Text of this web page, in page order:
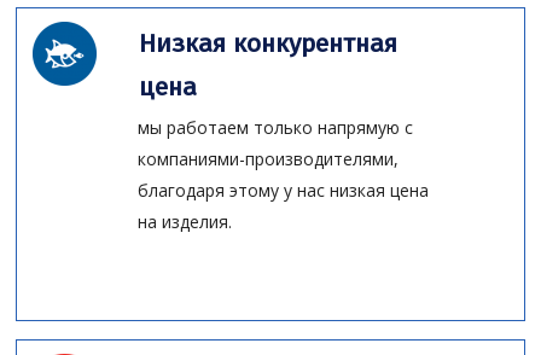
Низкая конкурентная
цена
мы работаем только напрямую с
компаниями-производителями,
благодаря этому у нас низкая цена
на изделия.